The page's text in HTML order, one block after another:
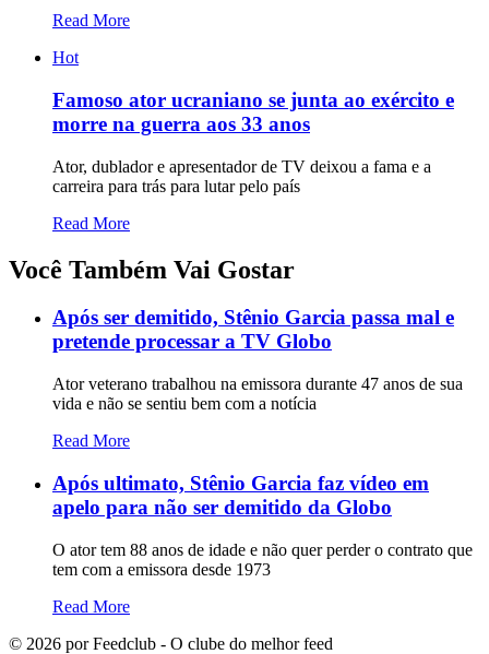
Read More
Hot
Famoso ator ucraniano se junta ao exército e
morre na guerra aos 33 anos
Ator, dublador e apresentador de TV deixou a fama e a
carreira para trás para lutar pelo país
Read More
Você Também Vai Gostar
Após ser demitido, Stênio Garcia passa mal e
pretende processar a TV Globo
Ator veterano trabalhou na emissora durante 47 anos de sua
vida e não se sentiu bem com a notícia
Read More
Após ultimato, Stênio Garcia faz vídeo em
apelo para não ser demitido da Globo
O ator tem 88 anos de idade e não quer perder o contrato que
tem com a emissora desde 1973
Read More
© 2026 por Feedclub - O clube do melhor feed